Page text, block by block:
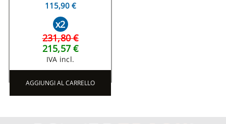
115,90 €
x2
231,80 €
215,57 €
IVA incl.
AGGIUNGI AL CARRELLO